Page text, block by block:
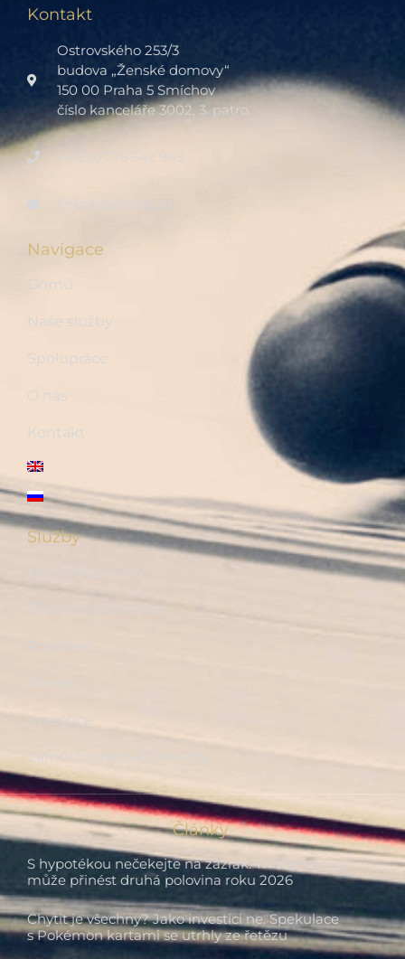
Kontakt
Ostrovského 253/3
budova „Ženské domovy“
150 00 Praha 5 Smíchov
číslo kanceláře 3002, 3. patro
(+420) 775 342 943
fintalk@fintalk.cz
Navigace
Domů
Naše služby
Spolupráce
O nás
Kontakt
Služby
Hypotéky, úvěry
Finanční plánování
Investice
Zaměstnanecké benefity
Články
S hypotékou nečekejte na zázrak. Tři scénáře, co
může přinést druhá polovina roku 2026
Chytit je všechny? Jako investici ne. Spekulace
s Pokémon kartami se utrhly ze řetězu